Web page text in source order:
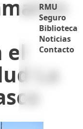
RMU
Seguro
Biblioteca
Noticias
Contacto
el
La